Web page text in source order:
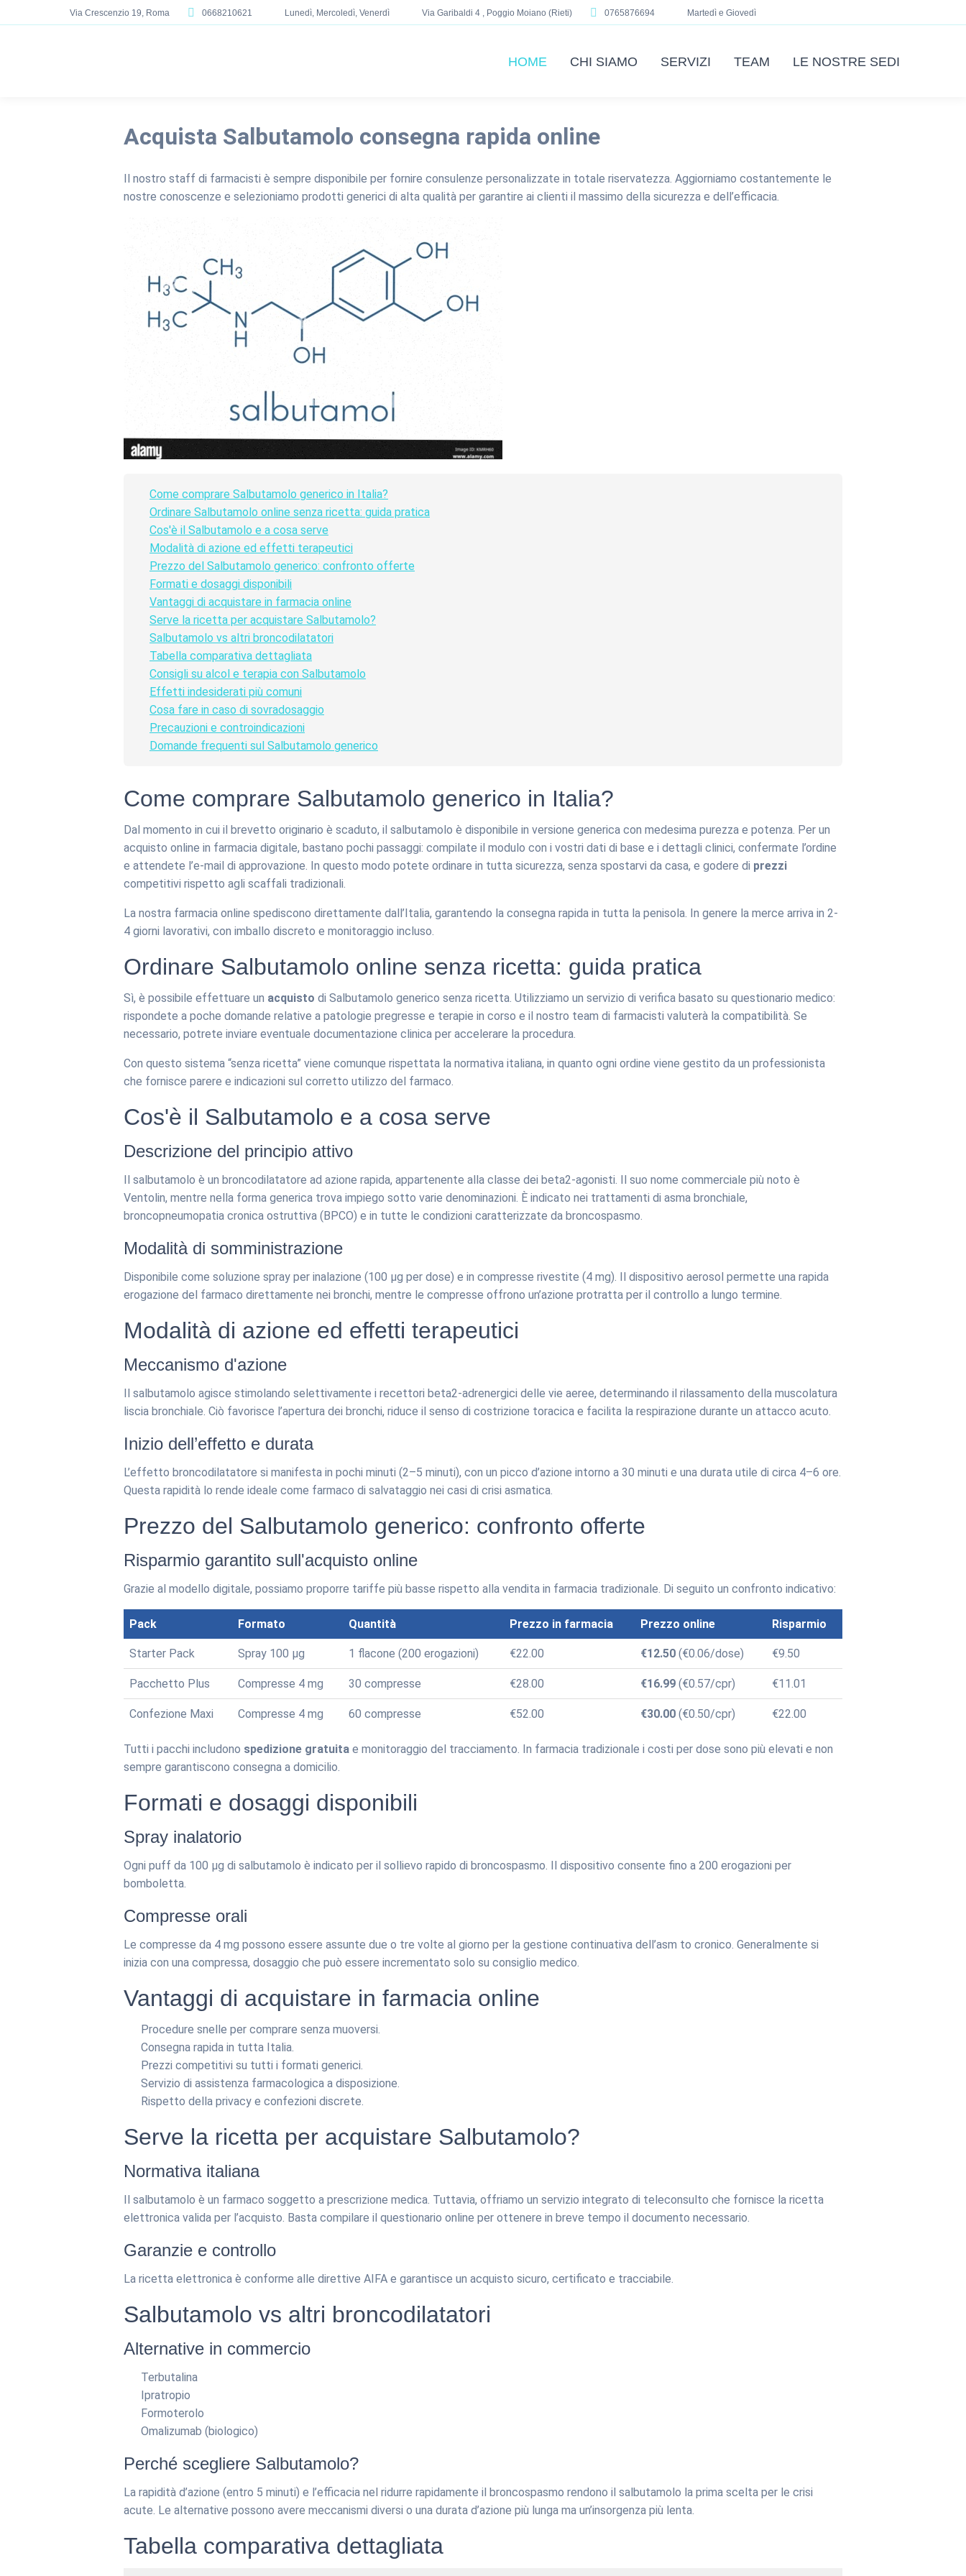
Via Crescenzio 19, Roma 0668210621 Lunedì, Mercoledì, Venerdì Via Garibaldi 4 , Poggio Moiano (Rieti) 0765876694 Martedì e Giovedì
HOME CHI SIAMO SERVIZI TEAM LE NOSTRE SEDI
Acquista Salbutamolo consegna rapida online
Il nostro staff di farmacisti è sempre disponibile per fornire consulenze personalizzate in totale riservatezza. Aggiorniamo costantemente le
nostre conoscenze e selezioniamo prodotti generici di alta qualità per garantire ai clienti il massimo della sicurezza e dell’efficacia.
Come comprare Salbutamolo generico in Italia?
Ordinare Salbutamolo online senza ricetta: guida pratica
Cos'è il Salbutamolo e a cosa serve
Modalità di azione ed effetti terapeutici
Prezzo del Salbutamolo generico: confronto offerte
Formati e dosaggi disponibili
Vantaggi di acquistare in farmacia online
Serve la ricetta per acquistare Salbutamolo?
Salbutamolo vs altri broncodilatatori
Tabella comparativa dettagliata
Consigli su alcol e terapia con Salbutamolo
Effetti indesiderati più comuni
Cosa fare in caso di sovradosaggio
Precauzioni e controindicazioni
Domande frequenti sul Salbutamolo generico
Come comprare Salbutamolo generico in Italia?
Dal momento in cui il brevetto originario è scaduto, il salbutamolo è disponibile in versione generica con medesima purezza e potenza. Per un
acquisto online in farmacia digitale, bastano pochi passaggi: compilate il modulo con i vostri dati di base e i dettagli clinici, confermate l’ordine
e attendete l’e-mail di approvazione. In questo modo potete ordinare in tutta sicurezza, senza spostarvi da casa, e godere di prezzi
competitivi rispetto agli scaffali tradizionali.
La nostra farmacia online spediscono direttamente dall’Italia, garantendo la consegna rapida in tutta la penisola. In genere la merce arriva in 2-
4 giorni lavorativi, con imballo discreto e monitoraggio incluso.
Ordinare Salbutamolo online senza ricetta: guida pratica
Sì, è possibile effettuare un acquisto di Salbutamolo generico senza ricetta. Utilizziamo un servizio di verifica basato su questionario medico:
rispondete a poche domande relative a patologie pregresse e terapie in corso e il nostro team di farmacisti valuterà la compatibilità. Se
necessario, potrete inviare eventuale documentazione clinica per accelerare la procedura.
Con questo sistema “senza ricetta” viene comunque rispettata la normativa italiana, in quanto ogni ordine viene gestito da un professionista
che fornisce parere e indicazioni sul corretto utilizzo del farmaco.
Cos'è il Salbutamolo e a cosa serve
Descrizione del principio attivo
Il salbutamolo è un broncodilatatore ad azione rapida, appartenente alla classe dei beta2-agonisti. Il suo nome commerciale più noto è
Ventolin, mentre nella forma generica trova impiego sotto varie denominazioni. È indicato nei trattamenti di asma bronchiale,
broncopneumopatia cronica ostruttiva (BPCO) e in tutte le condizioni caratterizzate da broncospasmo.
Modalità di somministrazione
Disponibile come soluzione spray per inalazione (100 µg per dose) e in compresse rivestite (4 mg). Il dispositivo aerosol permette una rapida
erogazione del farmaco direttamente nei bronchi, mentre le compresse offrono un’azione protratta per il controllo a lungo termine.
Modalità di azione ed effetti terapeutici
Meccanismo d'azione
Il salbutamolo agisce stimolando selettivamente i recettori beta2-adrenergici delle vie aeree, determinando il rilassamento della muscolatura
liscia bronchiale. Ciò favorisce l’apertura dei bronchi, riduce il senso di costrizione toracica e facilita la respirazione durante un attacco acuto.
Inizio dell’effetto e durata
L’effetto broncodilatatore si manifesta in pochi minuti (2–5 minuti), con un picco d’azione intorno a 30 minuti e una durata utile di circa 4–6 ore.
Questa rapidità lo rende ideale come farmaco di salvataggio nei casi di crisi asmatica.
Prezzo del Salbutamolo generico: confronto offerte
Risparmio garantito sull'acquisto online
Grazie al modello digitale, possiamo proporre tariffe più basse rispetto alla vendita in farmacia tradizionale. Di seguito un confronto indicativo:
Pack Formato Quantità Prezzo in farmacia Prezzo online Risparmio
Starter Pack Spray 100 µg 1 flacone (200 erogazioni) €22.00 €12.50 (€0.06/dose) €9.50
Pacchetto Plus Compresse 4 mg 30 compresse €28.00 €16.99 (€0.57/cpr) €11.01
Confezione Maxi Compresse 4 mg 60 compresse €52.00 €30.00 (€0.50/cpr) €22.00
Tutti i pacchi includono spedizione gratuita e monitoraggio del tracciamento. In farmacia tradizionale i costi per dose sono più elevati e non
sempre garantiscono consegna a domicilio.
Formati e dosaggi disponibili
Spray inalatorio
Ogni puff da 100 µg di salbutamolo è indicato per il sollievo rapido di broncospasmo. Il dispositivo consente fino a 200 erogazioni per
bomboletta.
Compresse orali
Le compresse da 4 mg possono essere assunte due o tre volte al giorno per la gestione continuativa dell’asm to cronico. Generalmente si
inizia con una compressa, dosaggio che può essere incrementato solo su consiglio medico.
Vantaggi di acquistare in farmacia online
Procedure snelle per comprare senza muoversi.
Consegna rapida in tutta Italia.
Prezzi competitivi su tutti i formati generici.
Servizio di assistenza farmacologica a disposizione.
Rispetto della privacy e confezioni discrete.
Serve la ricetta per acquistare Salbutamolo?
Normativa italiana
Il salbutamolo è un farmaco soggetto a prescrizione medica. Tuttavia, offriamo un servizio integrato di teleconsulto che fornisce la ricetta
elettronica valida per l’acquisto. Basta compilare il questionario online per ottenere in breve tempo il documento necessario.
Garanzie e controllo
La ricetta elettronica è conforme alle direttive AIFA e garantisce un acquisto sicuro, certificato e tracciabile.
Salbutamolo vs altri broncodilatatori
Alternative in commercio
Terbutalina
Ipratropio
Formoterolo
Omalizumab (biologico)
Perché scegliere Salbutamolo?
La rapidità d’azione (entro 5 minuti) e l’efficacia nel ridurre rapidamente il broncospasmo rendono il salbutamolo la prima scelta per le crisi
acute. Le alternative possono avere meccanismi diversi o una durata d’azione più lunga ma un’insorgenza più lenta.
Tabella comparativa dettagliata